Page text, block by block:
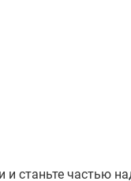
и станьте частью